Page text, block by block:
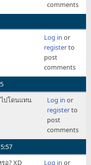
comments
Log in or
registerto
post
comments
ปโดนแทน
Log in or
registerto
post
comments
อ? XD Log in or